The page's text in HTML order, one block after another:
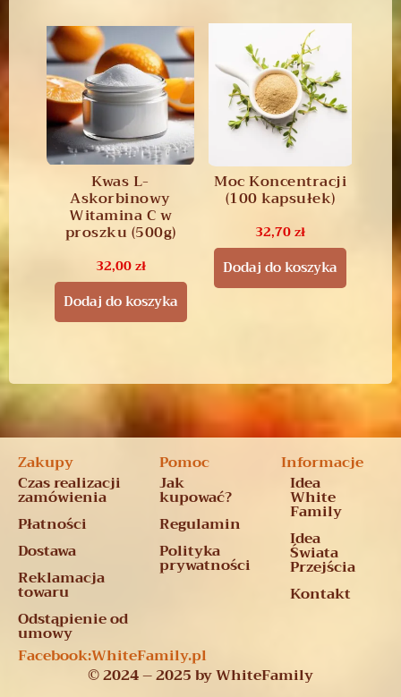
Kwas L-
Askorbinowy
Witamina C w
proszku (500g)
32,00zł
Dodaj do koszyka
Moc Koncentracji
(100 kapsułek)
32,70zł
Dodaj do koszyka
Zakupy
Czas realizacji
zamówienia
Płatności
Dostawa
Reklamacja
towaru
Odstąpienie od
umowy
Pomoc
Jak
kupować?
Regulamin
Polityka
prywatności
Informacje
Idea
White
Family
Idea
Świata
Przejścia
Kontakt
Facebook:WhiteFamily.pl
© 2024 – 2025 by WhiteFamily